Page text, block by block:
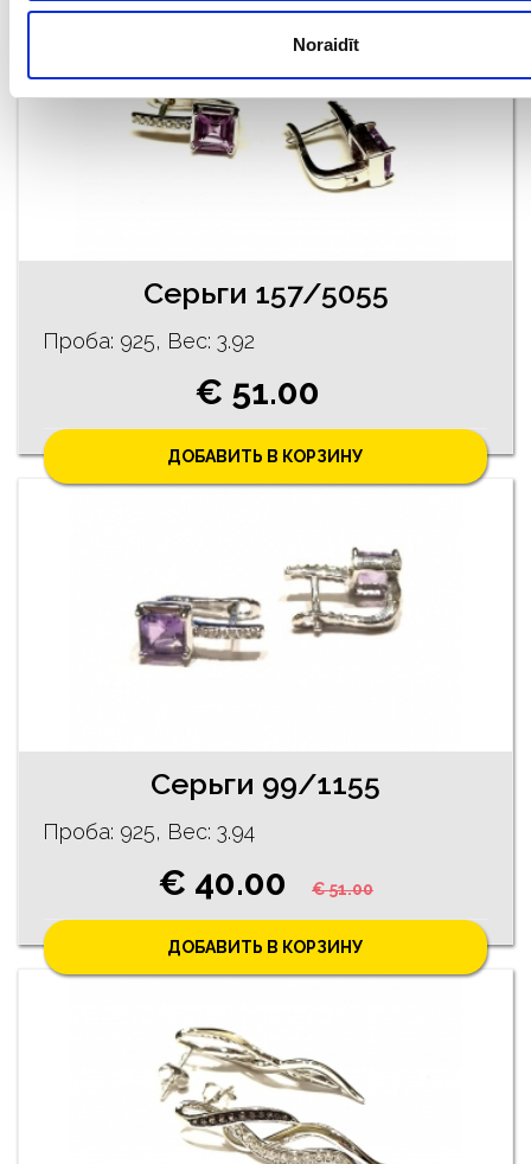
Noraidīt
Серьги 157/5055
Проба: 925, Bес: 3.92
€ 51.00
ДОБАВИТЬ В КОРЗИНУ
Серьги 99/1155
Проба: 925, Bес: 3.94
€ 40.00 € 51.00
ДОБАВИТЬ В КОРЗИНУ